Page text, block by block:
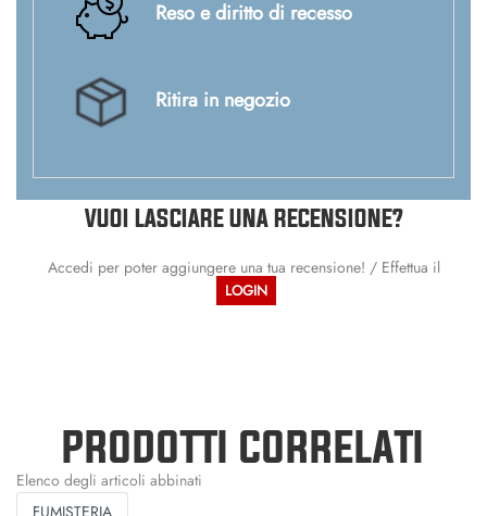
Reso e diritto di recesso
Ritira in negozio
VUOI LASCIARE UNA RECENSIONE?
Accedi per poter aggiungere una tua recensione! / Effettua il
LOGIN
PRODOTTI CORRELATI
Elenco degli articoli abbinati
FUMISTERIA